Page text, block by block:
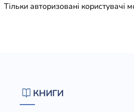
Тільки авторизовані користувачі
КНИГИ